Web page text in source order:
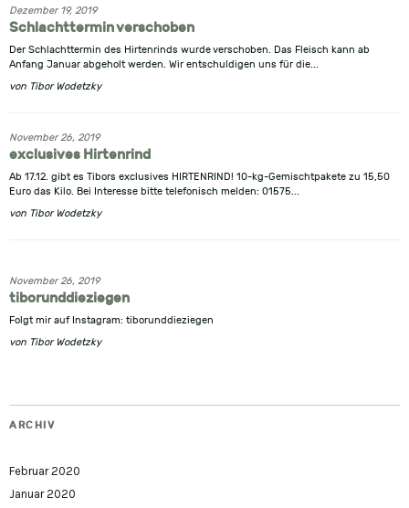
Dezember 19, 2019
Schlachttermin verschoben
Der Schlachttermin des Hirtenrinds wurde verschoben. Das Fleisch kann ab
Anfang Januar abgeholt werden. Wir entschuldigen uns für die...
von Tibor Wodetzky
November 26, 2019
exclusives Hirtenrind
Ab 17.12. gibt es Tibors exclusives HIRTENRIND! 10-kg-Gemischtpakete zu 15,50
Euro das Kilo. Bei Interesse bitte telefonisch melden: 01575...
von Tibor Wodetzky
November 26, 2019
tiborunddieziegen
Folgt mir auf Instagram: tiborunddieziegen
von Tibor Wodetzky
ARCHIV
Februar 2020
Januar 2020